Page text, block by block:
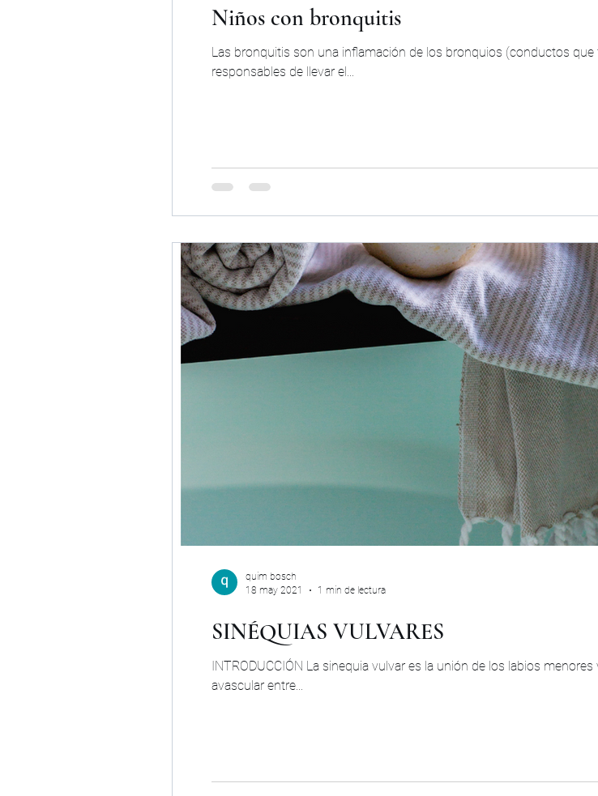
Niños con bronquitis
Las bronquitis son una inflamación de los bronquios (conductos
responsables de llevar el...
SINÉQUIAS VULVARES
INTRODUCCIÓN La sinequia vulvar es la unión de los labios
avascular entre...
quim bosch
18 may 2021
1 min de lectura